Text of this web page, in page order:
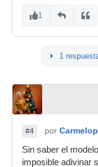
1
1
#4 por
Sin saber el
imposible adivinar